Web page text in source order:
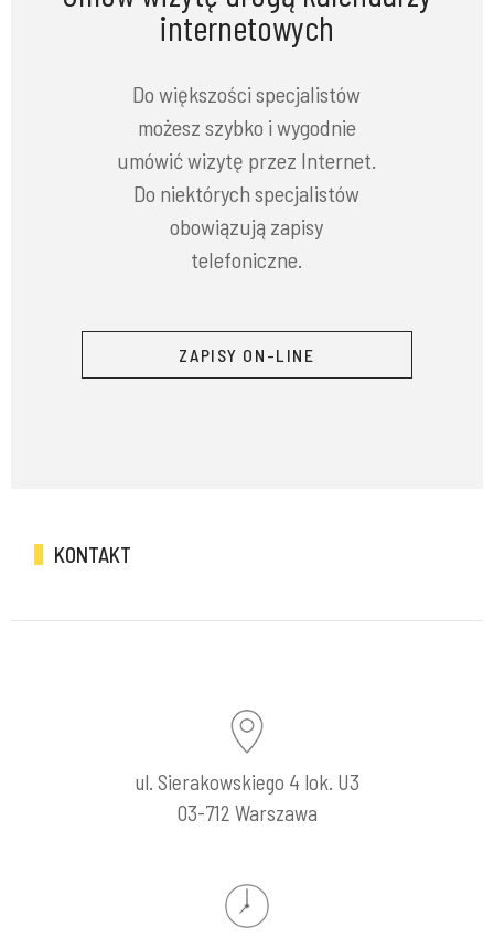
internetowych
Do większości specjalistów
możesz szybko i wygodnie
umówić wizytę przez Internet.
Do niektórych specjalistów
obowiązują zapisy
telefoniczne.
ZAPISY ON-LINE
KONTAKT
ul. Sierakowskiego 4 lok. U3
03-712 Warszawa